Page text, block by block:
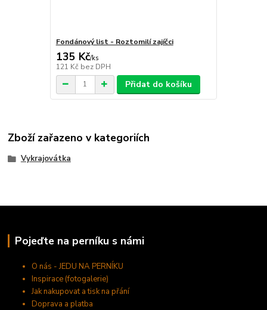
Fondánový list - Roztomilí zajíčci
135 Kč/ks
121 Kč bez DPH
Přidat do košíku
Zboží zařazeno v kategoriích
Vykrajovátka
Pojeďte na perníku s námi
O nás - JEDU NA PERNÍKU
Inspirace (fotogalerie)
Jak nakupovat a tisk na přání
Doprava a platba